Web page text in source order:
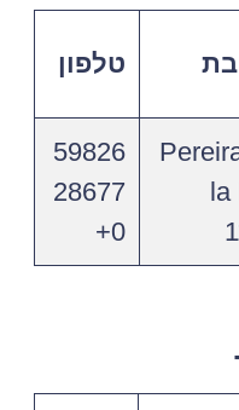
טלפון
la
59826
28677
0+